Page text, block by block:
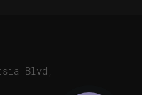
Blvd,